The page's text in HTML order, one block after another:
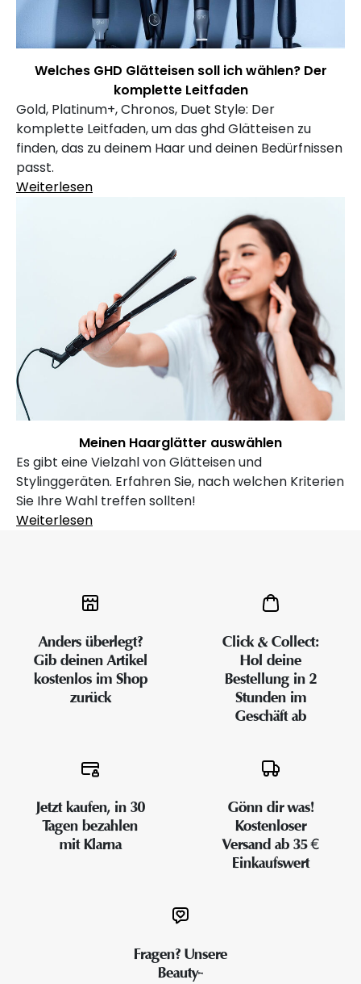
Welches GHD Glätteisen soll ich wählen? Der
komplette Leitfaden
Gold, Platinum+, Chronos, Duet Style: Der
komplette Leitfaden, um das ghd Glätteisen zu
finden, das zu deinem Haar und deinen Bedürfnissen
passt.
Weiterlesen
Meinen Haarglätter auswählen
Es gibt eine Vielzahl von Glätteisen und
Stylinggeräten. Erfahren Sie, nach welchen Kriterien
Sie Ihre Wahl treffen sollten!
Weiterlesen
Anders überlegt?
Gib deinen Artikel
kostenlos im Shop
zurück
Click & Collect:
Hol deine
Bestellung in 2
Stunden im
Geschäft ab
Jetzt kaufen, in 30
Tagen bezahlen
mit Klarna
Gönn dir was!
Kostenloser
Versand ab 35 €
Einkaufswert
Fragen? Unsere
Beauty-